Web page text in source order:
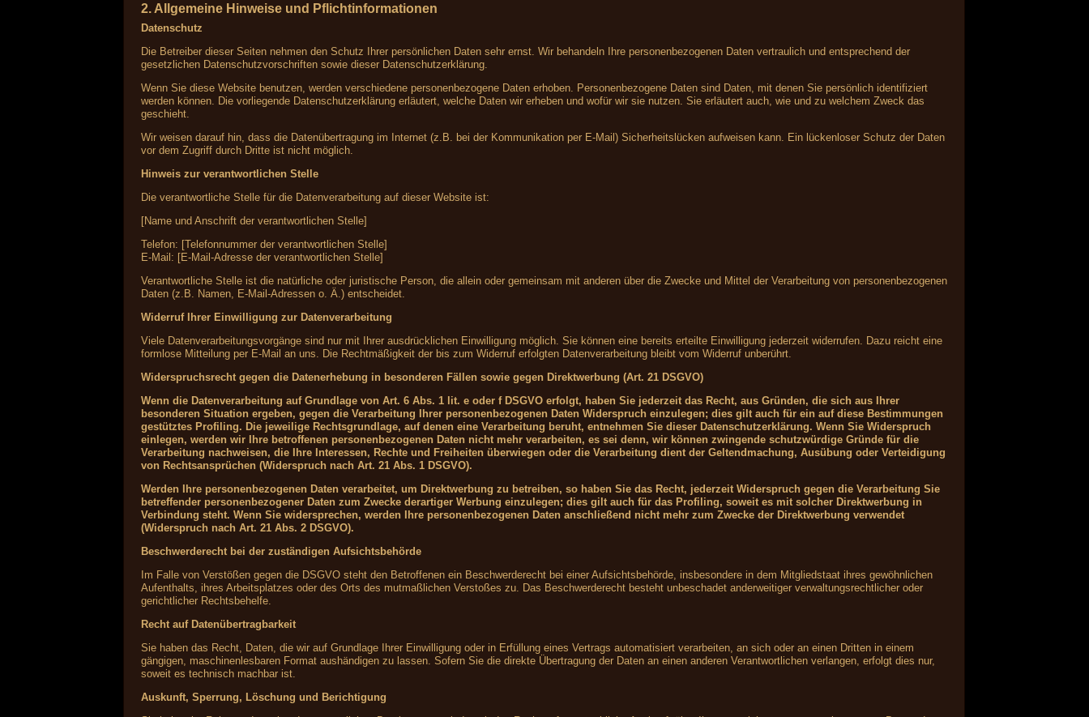
2. Allgemeine Hinweise und Pflichtinformationen
Datenschutz
Die Betreiber dieser Seiten nehmen den Schutz Ihrer persönlichen Daten sehr ernst. Wir behandeln Ihre personenbezogenen Daten vertraulich und entsprechend der
gesetzlichen Datenschutzvorschriften sowie dieser Datenschutzerklärung.
Wenn Sie diese Website benutzen, werden verschiedene personenbezogene Daten erhoben. Personenbezogene Daten sind Daten, mit denen Sie persönlich identifiziert
werden können. Die vorliegende Datenschutzerklärung erläutert, welche Daten wir erheben und wofür wir sie nutzen. Sie erläutert auch, wie und zu welchem Zweck das
geschieht.
Wir weisen darauf hin, dass die Datenübertragung im Internet (z.B. bei der Kommunikation per E-Mail) Sicherheitslücken aufweisen kann. Ein lückenloser Schutz der Daten
vor dem Zugriff durch Dritte ist nicht möglich.
Hinweis zur verantwortlichen Stelle
Die verantwortliche Stelle für die Datenverarbeitung auf dieser Website ist:
[Name und Anschrift der verantwortlichen Stelle]
Telefon: [Telefonnummer der verantwortlichen Stelle]
E-Mail: [E-Mail-Adresse der verantwortlichen Stelle]
Verantwortliche Stelle ist die natürliche oder juristische Person, die allein oder gemeinsam mit anderen über die Zwecke und Mittel der Verarbeitung von personenbezogenen
Daten (z.B. Namen, E-Mail-Adressen o. Ä.) entscheidet.
Widerruf Ihrer Einwilligung zur Datenverarbeitung
Viele Datenverarbeitungsvorgänge sind nur mit Ihrer ausdrücklichen Einwilligung möglich. Sie können eine bereits erteilte Einwilligung jederzeit widerrufen. Dazu reicht eine
formlose Mitteilung per E-Mail an uns. Die Rechtmäßigkeit der bis zum Widerruf erfolgten Datenverarbeitung bleibt vom Widerruf unberührt.
Widerspruchsrecht gegen die Datenerhebung in besonderen Fällen sowie gegen Direktwerbung (Art. 21 DSGVO)
Wenn die Datenverarbeitung auf Grundlage von Art. 6 Abs. 1 lit. e oder f DSGVO erfolgt, haben Sie jederzeit das Recht, aus Gründen, die sich aus Ihrer
besonderen Situation ergeben, gegen die Verarbeitung Ihrer personenbezogenen Daten Widerspruch einzulegen; dies gilt auch für ein auf diese Bestimmungen
gestütztes Profiling. Die jeweilige Rechtsgrundlage, auf denen eine Verarbeitung beruht, entnehmen Sie dieser Datenschutzerklärung. Wenn Sie Widerspruch
einlegen, werden wir Ihre betroffenen personenbezogenen Daten nicht mehr verarbeiten, es sei denn, wir können zwingende schutzwürdige Gründe für die
Verarbeitung nachweisen, die Ihre Interessen, Rechte und Freiheiten überwiegen oder die Verarbeitung dient der Geltendmachung, Ausübung oder Verteidigung
von Rechtsansprüchen (Widerspruch nach Art. 21 Abs. 1 DSGVO).
Werden Ihre personenbezogenen Daten verarbeitet, um Direktwerbung zu betreiben, so haben Sie das Recht, jederzeit Widerspruch gegen die Verarbeitung Sie
betreffender personenbezogener Daten zum Zwecke derartiger Werbung einzulegen; dies gilt auch für das Profiling, soweit es mit solcher Direktwerbung in
Verbindung steht. Wenn Sie widersprechen, werden Ihre personenbezogenen Daten anschließend nicht mehr zum Zwecke der Direktwerbung verwendet
(Widerspruch nach Art. 21 Abs. 2 DSGVO).
Beschwerderecht bei der zuständigen Aufsichtsbehörde
Im Falle von Verstößen gegen die DSGVO steht den Betroffenen ein Beschwerderecht bei einer Aufsichtsbehörde, insbesondere in dem Mitgliedstaat ihres gewöhnlichen
Aufenthalts, ihres Arbeitsplatzes oder des Orts des mutmaßlichen Verstoßes zu. Das Beschwerderecht besteht unbeschadet anderweitiger verwaltungsrechtlicher oder
gerichtlicher Rechtsbehelfe.
Recht auf Datenübertragbarkeit
Sie haben das Recht, Daten, die wir auf Grundlage Ihrer Einwilligung oder in Erfüllung eines Vertrags automatisiert verarbeiten, an sich oder an einen Dritten in einem
gängigen, maschinenlesbaren Format aushändigen zu lassen. Sofern Sie die direkte Übertragung der Daten an einen anderen Verantwortlichen verlangen, erfolgt dies nur,
soweit es technisch machbar ist.
Auskunft, Sperrung, Löschung und Berichtigung